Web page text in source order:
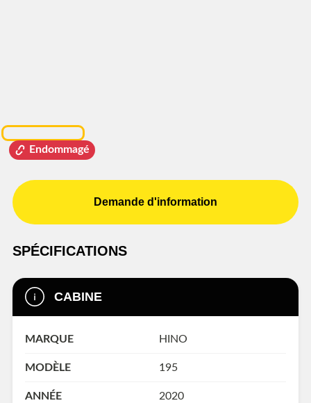
Endommagé
Demande d'information
SPÉCIFICATIONS
CABINE
MARQUE HINO
MODÈLE 195
ANNÉE 2020